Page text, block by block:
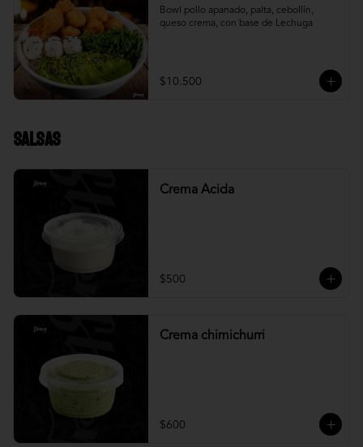
Bowl pollo apanado, palta, cebollín,
queso crema, con base de Lechuga
$10.500
Salsas
Crema Acida
$500
Crema chimichurri
$600